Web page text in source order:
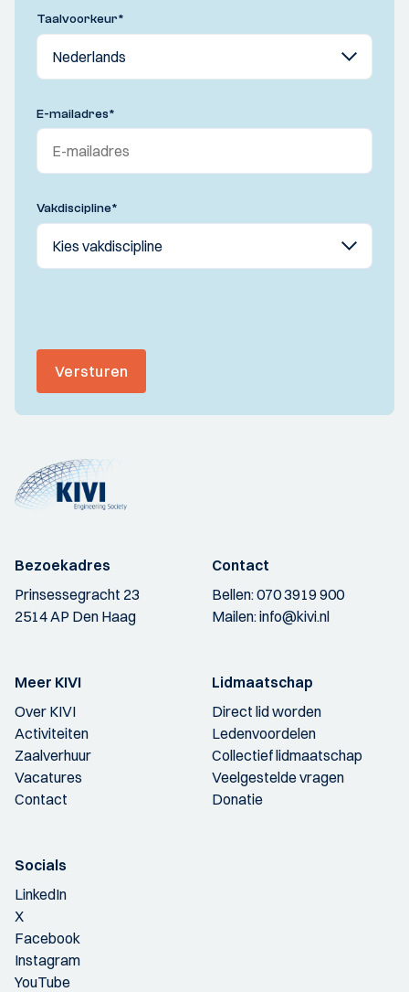
Taalvoorkeur*
E-mailadres*
Vakdiscipline*
Versturen
Bezoekadres
Prinsessegracht 23
2514 AP Den Haag
Contact
Bellen:070 3919 900
Mailen:info@kivi.nl
Meer KIVI
Over KIVI
Activiteiten
Zaalverhuur
Vacatures
Contact
Lidmaatschap
Direct lid worden
Ledenvoordelen
Collectief lidmaatschap
Veelgestelde vragen
Donatie
Socials
LinkedIn
X
Facebook
Instagram
YouTube